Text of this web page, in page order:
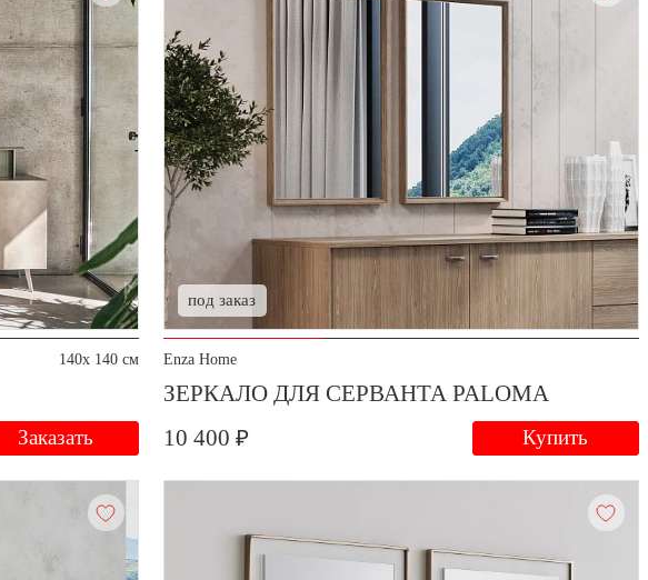
140x 140 см
Заказать
под заказ
Enza Home
ЗЕРКАЛО ДЛЯ СЕРВАНТА PALOMA
10 400 ₽
Купить